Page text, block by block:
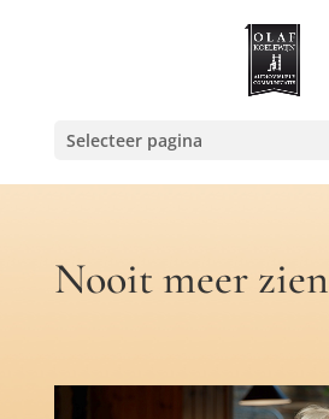
Selecteer pagina
Nooit meer zien